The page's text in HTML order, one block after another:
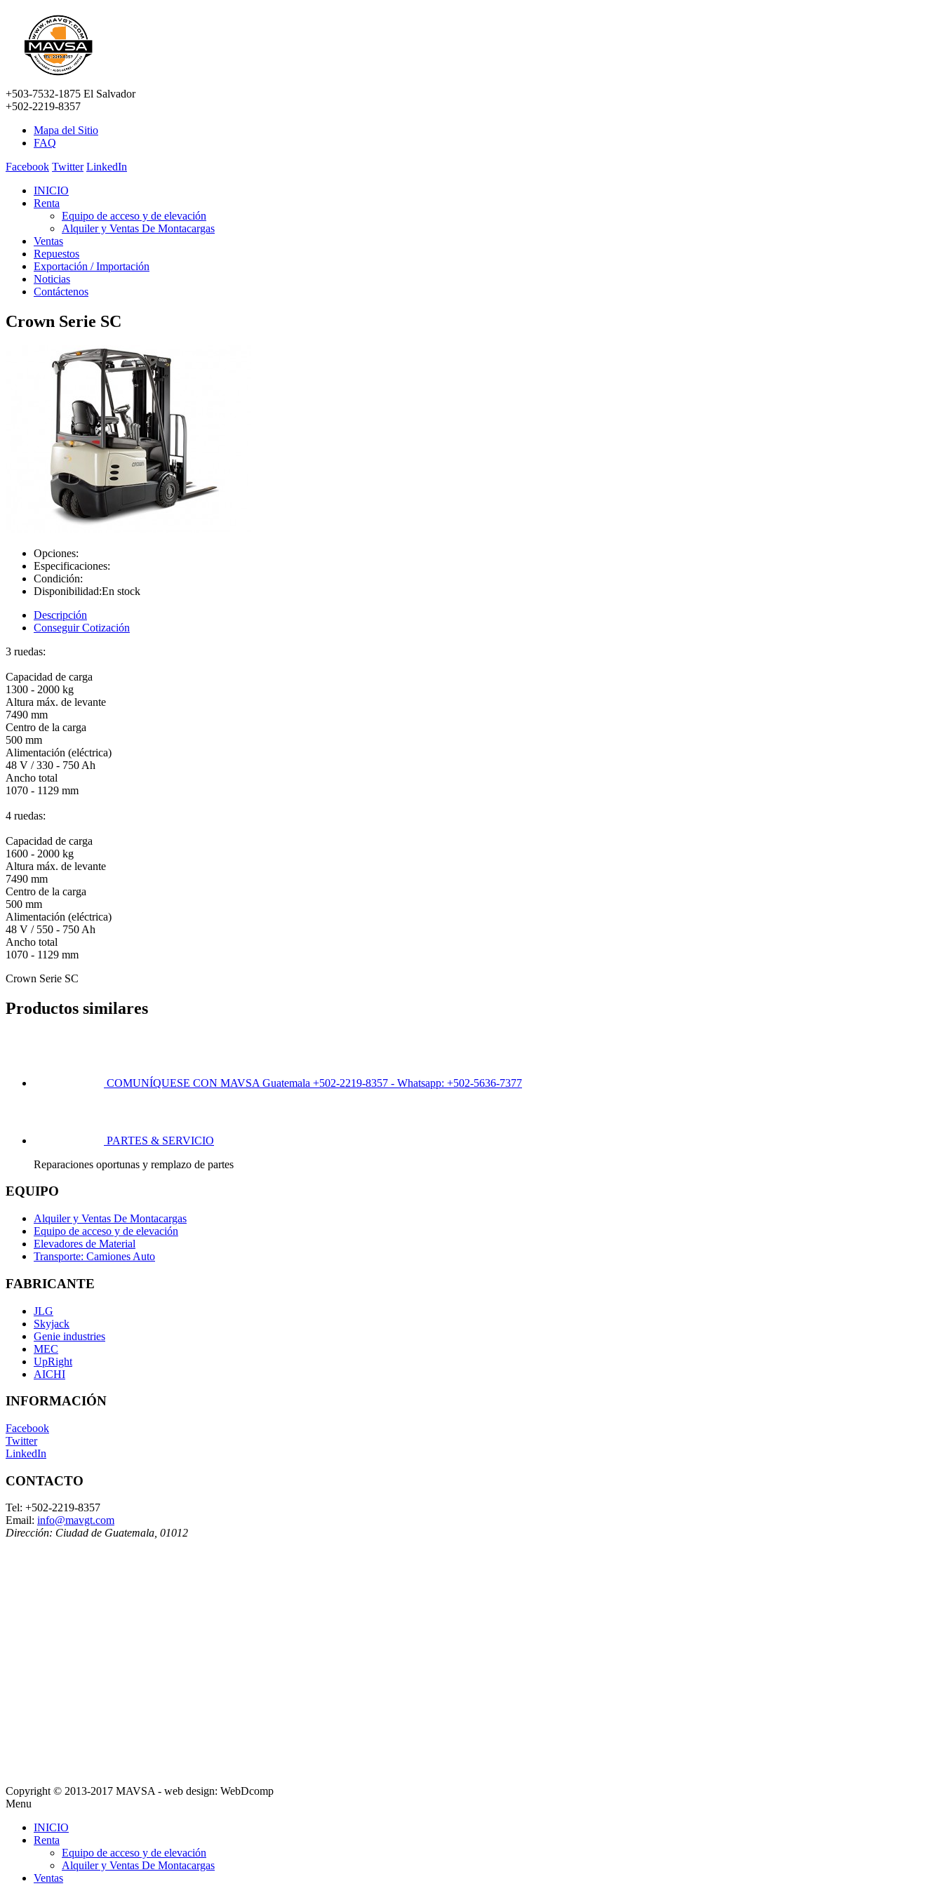
+503-7532-1875 El Salvador
+502-2219-8357
Mapa del Sitio
FAQ
Facebook Twitter LinkedIn
INICIO
Renta
Equipo de acceso y de elevación
Alquiler y Ventas De Montacargas
Ventas
Repuestos
Exportación / Importación
Noticias
Contáctenos
Crown Serie SC
Opciones:
Especificaciones:
Condición:
Disponibilidad:En stock
Descripción
Conseguir Cotización
3 ruedas:
Capacidad de carga
1300 - 2000 kg
Altura máx. de levante
7490 mm
Centro de la carga
500 mm
Alimentación (eléctrica)
48 V / 330 - 750 Ah
Ancho total
1070 - 1129 mm
4 ruedas:
Capacidad de carga
1600 - 2000 kg
Altura máx. de levante
7490 mm
Centro de la carga
500 mm
Alimentación (eléctrica)
48 V / 550 - 750 Ah
Ancho total
1070 - 1129 mm
Crown Serie SC
Productos similares
COMUNÍQUESE CON MAVSA Guatemala +502-2219-8357 - Whatsapp: +502-5636-7377
PARTES & SERVICIO
Reparaciones oportunas y remplazo de partes
EQUIPO
Alquiler y Ventas De Montacargas
Equipo de acceso y de elevación
Elevadores de Material
Transporte: Camiones Auto
FABRICANTE
JLG
Skyjack
Genie industries
MEC
UpRight
AICHI
INFORMACIÓN
Facebook
Twitter
LinkedIn
CONTACTO
Tel: +502-2219-8357
Email: info@mavgt.com
Dirección: Ciudad de Guatemala 01012
Copyright © 2013-2017 MAVSA - web design: WebDcomp
Menu
INICIO
Renta
Equipo de acceso y de elevación
Alquiler y Ventas De Montacargas
Ventas